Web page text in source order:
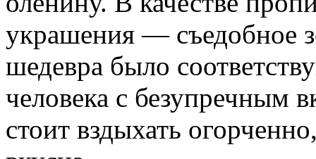
украшения — съедобное
шедевра было
человека с безупречным
стоит вздыхать